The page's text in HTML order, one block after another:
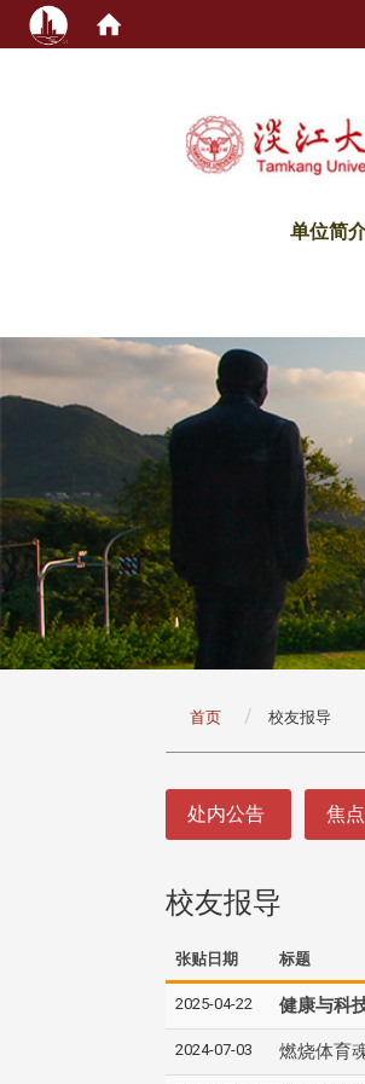
单位简
首页 校友报导
处内公告 焦
校友报导
张贴日期 标题
2025-04-22 健康与科
2024-07-03 燃烧体育